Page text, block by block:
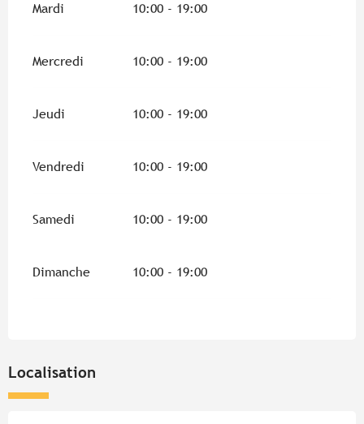
Mardi 10:00 - 19:00
Mercredi 10:00 - 19:00
Jeudi 10:00 - 19:00
Vendredi 10:00 - 19:00
Samedi 10:00 - 19:00
Dimanche 10:00 - 19:00
Localisation